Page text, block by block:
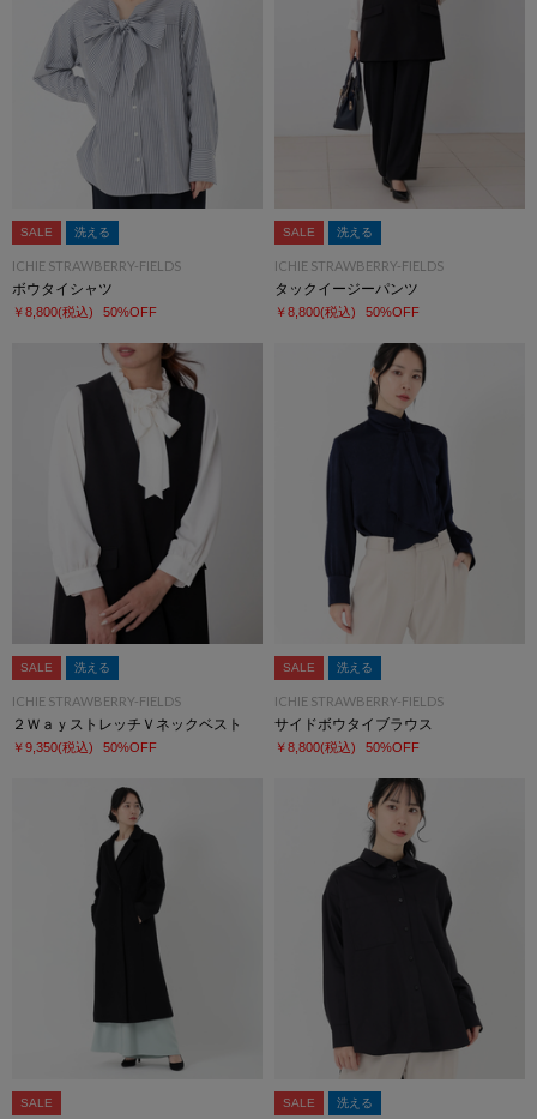
SALE 洗える
ICHIE STRAWBERRY-FIELDS
ボウタイシャツ
￥8,800(税込) 50%OFF
SALE 洗える
ICHIE STRAWBERRY-FIELDS
タックイージーパンツ
￥8,800(税込) 50%OFF
SALE 洗える
ICHIE STRAWBERRY-FIELDS
２ＷａｙストレッチＶネックベスト
￥9,350(税込) 50%OFF
SALE 洗える
ICHIE STRAWBERRY-FIELDS
サイドボウタイブラウス
￥8,800(税込) 50%OFF
SALE SALE 洗える